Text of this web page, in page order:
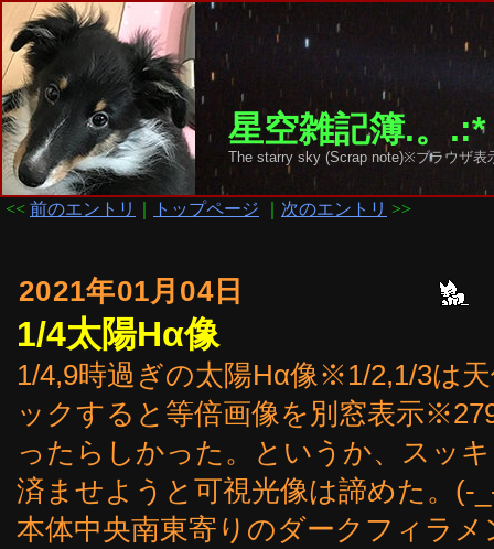
星空雑記簿.。
The starry sky (Scrap note)※ブラウザ
<< 前のエントリ トップページ 次のエントリ >>
2021年01月04日
1/4太陽Hα像
1/4,9時過ぎの太陽Hα像※1/2,1/3は
ックすると等倍画像を別窓表示
ったらしかった。というか、スッ
済ませようと可視光像は諦めた。(-
本体中央南東寄りのダークフィラ